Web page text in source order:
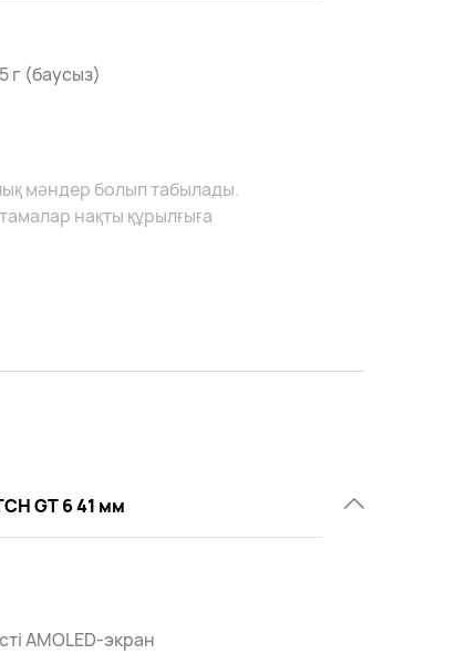
г (баусыз)
мәндер болып табылады.
нақты құрылғыға
GT 6 41 мм
AMOLED-экран